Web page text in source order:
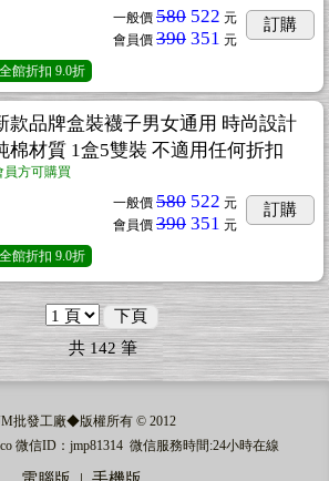
一般價 580 522 元
會員價 390 351 元
訂購
全館折扣 9.0折
款品牌盒裝襪子男女通用 時尚設計
棉材質 1盒5雙裝 不適用任何折扣
員方可購買
一般價 580 522 元
會員價 390 351 元
訂購
全館折扣 9.0折
下頁
共142筆
批發工廠◆版權所有 © 2012
微信ID：jmp81314 微信服務時間:24小時在線